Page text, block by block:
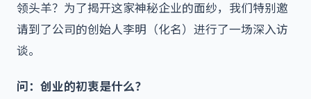
领头羊？为了揭开这家神秘企业的面纱，我们特别邀
请到了公司的创始人李明（化名）进行了一场深入访
谈。
问：创业的初衷是什么？